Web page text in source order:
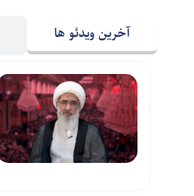
آخرین ویدئو ها